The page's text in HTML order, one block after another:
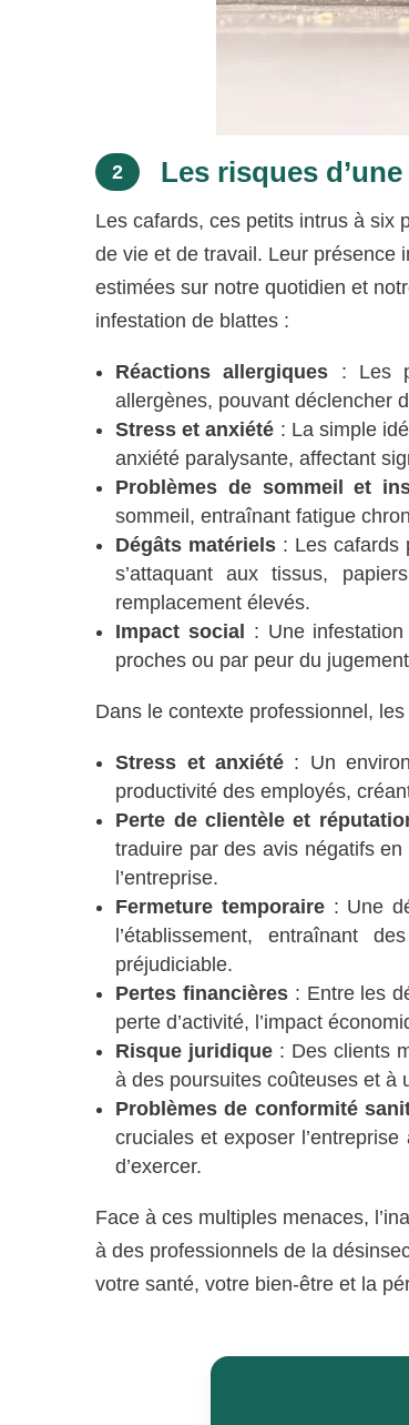
2 Les risques
Les cafards, ces petits intrus à six
de vie et de travail. Leur présence
estimées sur notre quotidien et
infestation de blattes :
Réactions allergiques : Les
allergènes, pouvant déclencher
Stress et anxiété : La simple
anxiété paralysante, affectant
Problèmes de sommeil et
sommeil, entraînant fatigue
Dégâts matériels : Les cafards
s’attaquant aux tissus,
remplacement élevés.
Impact social
: Une
proches ou par peur du
Dans le contexte professionnel,
Stress et anxiété: Un
productivité des employés,
Perte de clientèle et
traduire par des avis négatifs
l’entreprise.
Fermeture temporaire: Une
l’établissement, entraînant
préjudiciable.
Pertes financières : Entre les
perte d’activité, l’impact
Risque juridique : Des clients
à des poursuites coûteuses et à
Problèmes de conformité
cruciales et exposer
d’exercer.
Face à ces multiples menaces,
à des professionnels de la
votre santé, votre bien-être et la